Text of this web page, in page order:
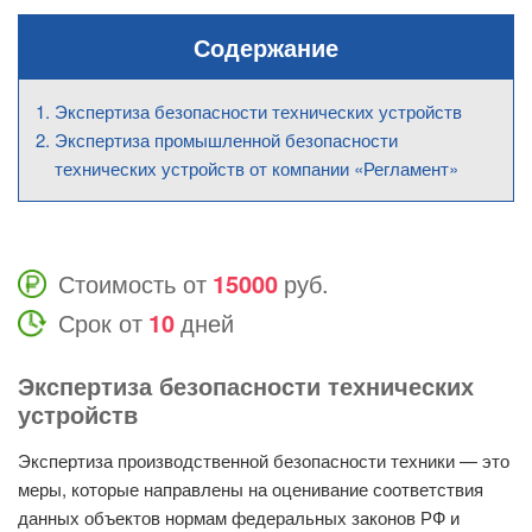
Содержание
Экспертиза безопасности технических устройств
Экспертиза промышленной безопасности
технических устройств от компании «Регламент»
Стоимость от 15000 руб.
Срок от 10дней
Экспертиза безопасности технических
устройств
Экспертиза производственной безопасности техники — это
меры, которые направлены на оценивание соответствия
данных объектов нормам федеральных законов РФ и